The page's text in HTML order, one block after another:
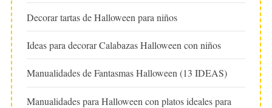
Decorar tartas de Halloween para niños
Ideas para decorar Calabazas Halloween con niños
Manualidades de Fantasmas Halloween (13 IDEAS)
Manualidades para Halloween con platos ideales para